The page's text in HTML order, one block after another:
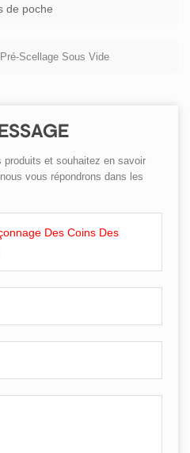
de poche
Scellage Sous Vide
et souhaitez en savoir
vous répondrons dans les
Des Coins Des